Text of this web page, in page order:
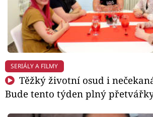
SERIÁLY A FILMY
Těžký životní osud i
Bude tento týden plný